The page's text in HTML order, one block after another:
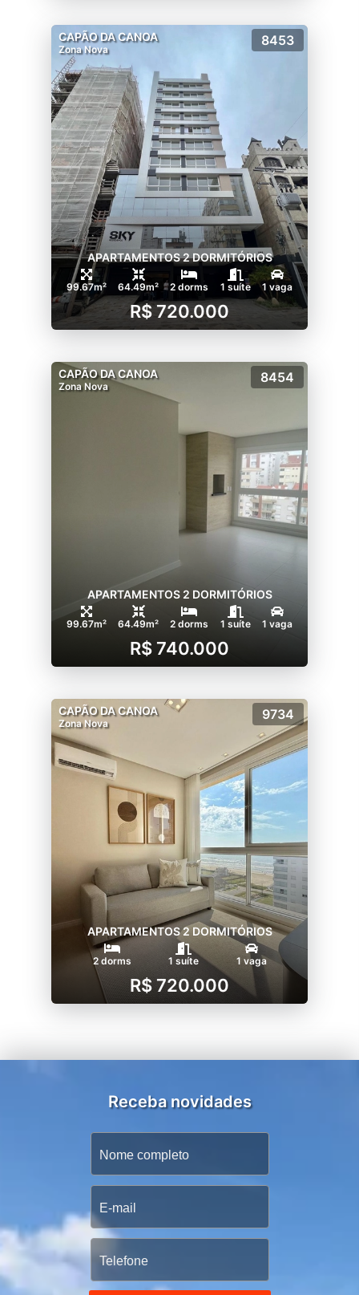
CAPÃO DA CANOA
Zona Nova
8453
APARTAMENTOS 2 DORMITÓRIOS
99.67m² 64.49m² 2 dorms 1 suíte 1 vaga
R$ 720.000
CAPÃO DA CANOA
Zona Nova
8454
APARTAMENTOS 2 DORMITÓRIOS
99.67m² 64.49m² 2 dorms 1 suíte 1 vaga
R$ 740.000
CAPÃO DA CANOA
Zona Nova
9734
APARTAMENTOS 2 DORMITÓRIOS
2 dorms 1 suíte 1 vaga
R$ 720.000
Receba novidades